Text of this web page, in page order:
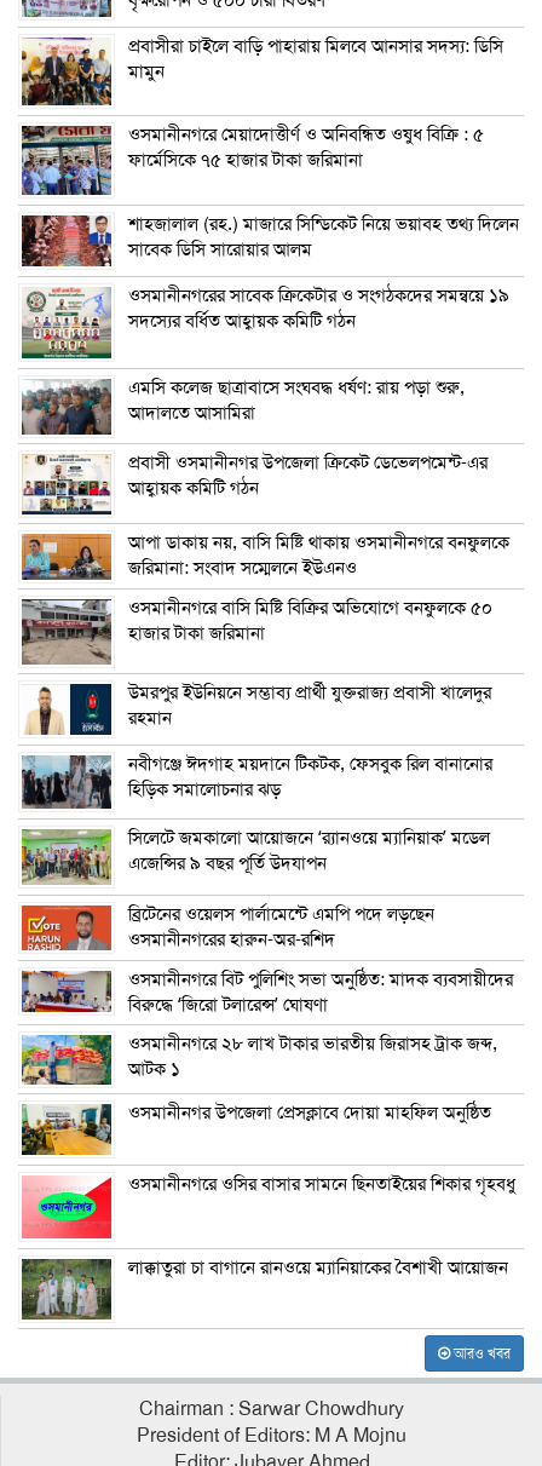
প্রবাসীরা চাইলে বাড়ি পাহারায় মিলবে আনসার সদস্য: ডিসি
মামুন
ওসমানীনগরে মেয়াদোত্তীর্ণ ও অনিবন্ধিত ওষুধ বিক্রি : ৫
ফার্মেসিকে ৭৫ হাজার টাকা জরিমানা
শাহজালাল (রহ.) মাজারে সিন্ডিকেট নিয়ে ভয়াবহ তথ্য দিলেন
সাবেক ডিসি সারোয়ার আলম
ওসমানীনগরের সাবেক ক্রিকেটার ও সংগঠকদের সমন্বয়ে ১৯
সদস্যের বর্ধিত আহ্বায়ক কমিটি গঠন
এম‌সি কলেজ ছাত্রাবাসে সংঘবদ্ধ ধর্ষণ: রায় পড়া শুরু,
আদালতে আসামিরা
প্রবাসী ওসমানীনগর উপজেলা ক্রিকেট ডেভেলপমেন্ট-এর
আহ্বায়ক কমিটি গঠন
আপা ডাকায় নয়, বাসি মিষ্টি থাকায় ওসমানীনগরে বনফুলকে
জরিমানা: সংবাদ সম্মেলনে ইউএনও
ওসমানীনগরে বাসি মিষ্টি বিক্রির অভিযোগে বনফুলকে ৫০
হাজার টাকা জরিমানা
উমরপুর ইউনিয়নে সম্ভাব্য প্রার্থী যুক্তরাজ্য প্রবাসী খালেদুর
রহমান
নবীগঞ্জে ঈদগাহ ময়দানে টিকটক, ফেসবুক রিল বানানোর
হিড়িক সমালোচনার ঝড়
সিলেটে জমকালো আয়োজনে ‘র‍্যানওয়ে ম্যানিয়াক’ মডেল
এজেন্সির ৯ বছর পূর্তি উদযাপন
ব্রিটেনের ওয়েলস পার্লামেন্টে এমপি পদে লড়ছেন
ওসমানীনগরের হারুন-অর-রশিদ
ওসমানীনগরে বিট পুলিশিং সভা অনুষ্ঠিত: মাদক ব্যবসায়ীদের
বিরুদ্ধে ‘জিরো টলারেন্স’ ঘোষণা
ওসমানীনগরে ২৮ লাখ টাকার ভারতীয় জিরাসহ ট্রাক জব্দ,
আটক ১
ওসমানীনগর উপজেলা প্রেসক্লাবে দোয়া মাহফিল অনুষ্ঠিত
ওসমানীনগরে ওসির বাসার সামনে ছিনতাইয়ের শিকার গৃহবধু
লাক্কাতুরা চা বাগানে রানওয়ে ম্যানিয়াকের বৈশাখী আয়োজন
আরও খবর
Chairman : Sarwar Chowdhury
President of Editors: M A Mojnu